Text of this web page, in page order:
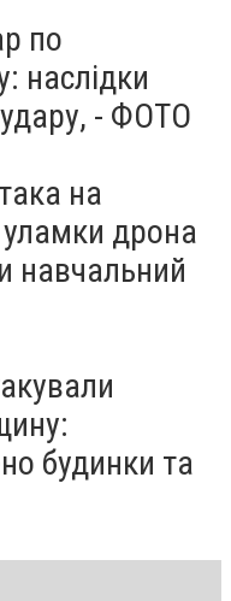
по
наслідки
- ФОТО
на
дрона
навчальний
будинки та